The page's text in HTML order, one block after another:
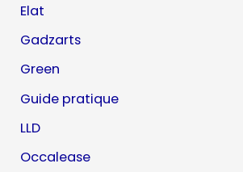
Elat
Gadzarts
Green
Guide pratique
LLD
Occalease